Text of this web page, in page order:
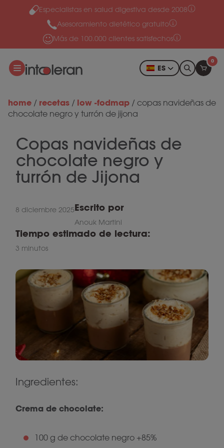
Ir al contenido
Especialistas en salud digestiva desde 2008
Asesoramiento dietético gratuito
Más de 100.000 clientes satisfechos
ES
0
home / recetas / low -fodmap / copas navideñas de
chocolate negro y turrón de jijona
Copas navideñas de
chocolate negro y
turrón de Jijona
8 diciembre 2025Escrito por
Anouk Martini
Tiempo estimado de lectura:
3 minutos
Ingredientes:
Crema de chocolate:
100 g de chocolate negro +85%